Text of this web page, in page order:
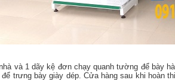
và 1 dãy kệ đơn chạy quanh tường để bày
trưng bày giày dép. Cửa hàng sau khi hoàn